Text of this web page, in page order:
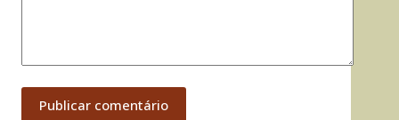
Publicar comentário